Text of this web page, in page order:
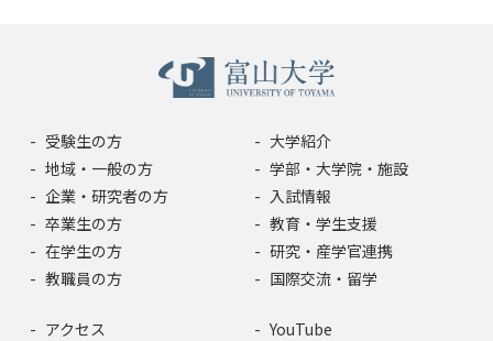
受験生の方
地域・一般の方
企業・研究者の方
卒業生の方
在学生の方
教職員の方
大学紹介
学部・大学院・施設
入試情報
教育・学生支援
研究・産学官連携
国際交流・留学
アクセス
YouTube